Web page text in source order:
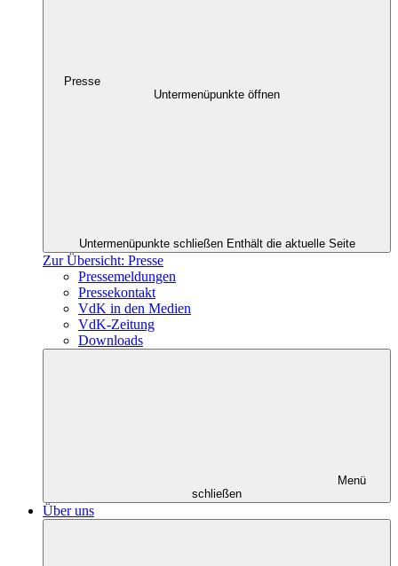
Presse
Untermenüpunkte öffnen
Untermenüpunkte schließen Enthält die aktuelle Seite
Zur Übersicht: Presse
Pressemeldungen
Pressekontakt
VdK in den Medien
VdK-Zeitung
Downloads
Menü
schließen
Über uns